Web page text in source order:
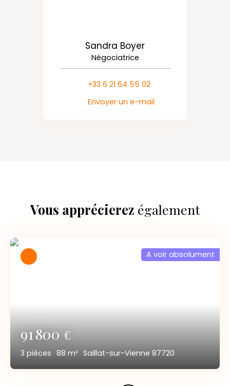
Sandra Boyer
Négociatrice
+33 6 21 64 55 02
Envoyer un e-mail
Vous apprécierez également
91 800€
3 pièces 88 m² Saillat-sur-Vienne 87720
A voir absolument